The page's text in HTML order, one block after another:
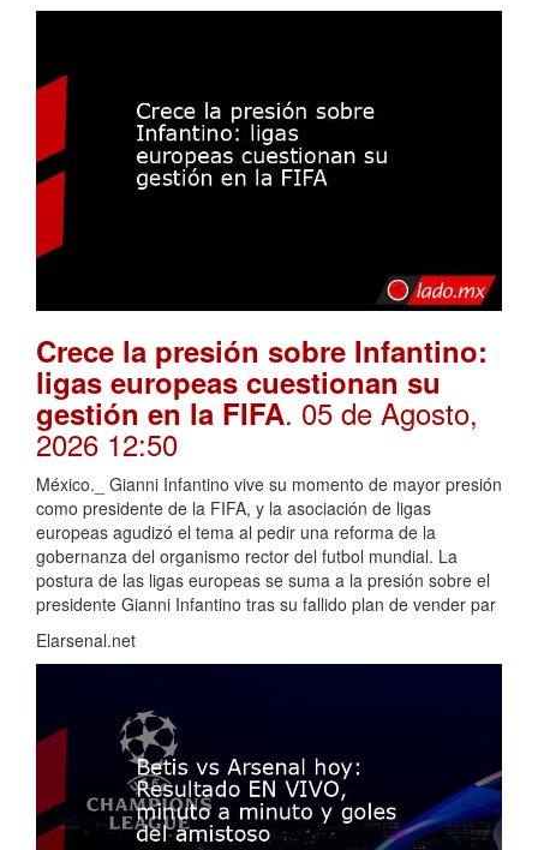
Crece la presión sobre Infantino:
ligas europeas cuestionan su
gestión en la FIFA. 05 de Agosto,
2026 12:50
México._ Gianni Infantino vive su momento de mayor presión
como presidente de la FIFA, y la asociación de ligas
europeas agudizó el tema al pedir una reforma de la
gobernanza del organismo rector del futbol mundial. La
postura de las ligas europeas se suma a la presión sobre el
presidente Gianni Infantino tras su fallido plan de vender par
Elarsenal.net